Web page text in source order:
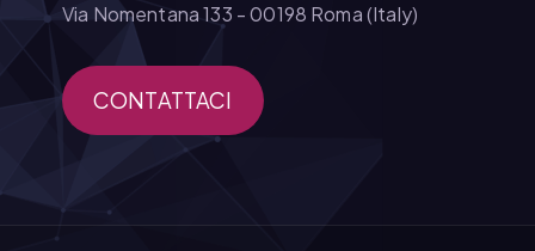
Via Nomentana 133 - 00198 Roma (Italy)
CONTATTACI